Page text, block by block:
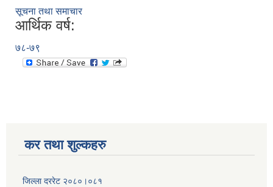
सूचना तथा समाचार
आर्थिक वर्ष:
७८-७९
कर तथा शुल्कहरु
जिल्ला दररेट २०८०।०८१